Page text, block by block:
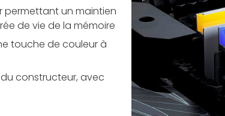
permettant un maintien
de vie de la mémoire
touche de couleur à
constructeur, avec